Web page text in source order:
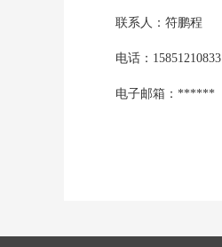
联系人： 符鹏程
电话： 15851210833
电子邮箱： ******